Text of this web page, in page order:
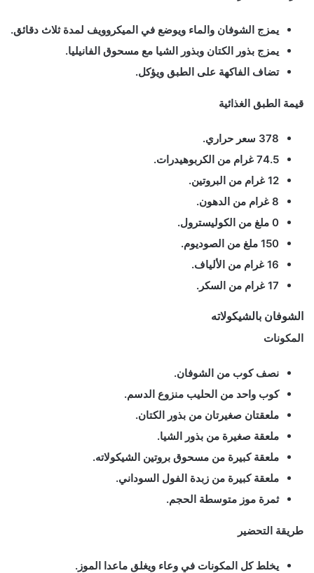
يمزج الشوفان والماء ويوضع في الميكروويف لمدة ثلاث دقائق.
يمزج بذور الكتان وبذور الشيا مع مسحوق الفانيليا.
تضاف الفاكهة على الطبق ويؤكل.
قيمة الطبق الغذائية
378 سعر حراري.
74.5 غرام من الكربوهيدرات.
12 غرام من البروتين.
8 غرام من الدهون.
0 ملغ من الكوليسترول.
150 ملغ من الصوديوم.
16 غرام من الألياف.
17 غرام من السكر.
الشوفان بالشيكولاته
المكونات
نصف كوب من الشوفان.
كوب واحد من الحليب منزوع الدسم.
ملعقتان صغيرتان من بذور الكتان.
ملعقة صغيرة من بذور الشيا.
ملعقة كبيرة من مسحوق بروتين الشيكولاته.
ملعقة كبيرة من زبدة الفول السوداني.
ثمرة موز متوسطة الحجم.
طريقة التحضير
يخلط كل المكونات في وعاء ويغلق ماعدا الموز.